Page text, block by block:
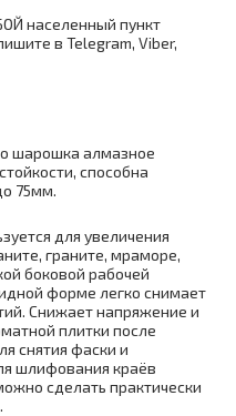
населенный пункт
в Telegram, Viber,
шарошка алмазное
способна
75мм.
для увеличения
граните, мраморе,
боковой рабочей
форме легко снимает
Снижает напряжение и
плитки после
снятия фаски и
шлифования краёв
сделать практически